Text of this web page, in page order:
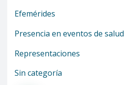
Efemérides
Presencia en eventos de salud
Representaciones
Sin categoría